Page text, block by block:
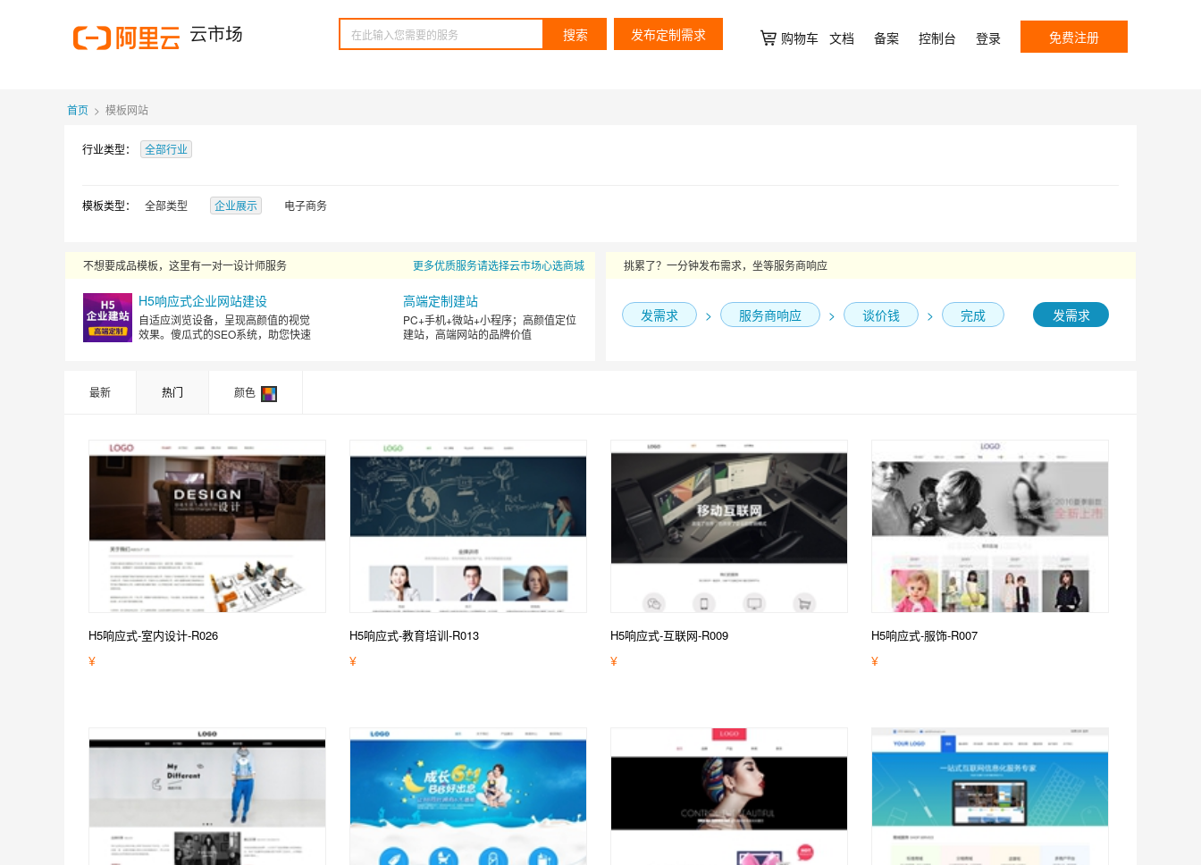
搜索 发布定制需求 购物车 文档 备案 控制台 登录 免费注册
首页 > 模板网站
行业类型： 全部行业
模板类型： 全部类型 企业展示 电子商务
不想要成品模板，这里有一对一设计师服务 更多优质服务请选择云市场心选商城
H5响应式企业网站建设
自适应浏览设备，呈现高颜值的视觉
效果。傻瓜式的SEO系统，助您快速
高端定制建站
PC+手机+微站+小程序；高颜值定位
建站，高端网站的品牌价值
挑累了？一分钟发布需求，坐等服务商响应
发需求 > 服务商响应 > 谈价钱 > 完成 发需求
最新 热门 颜色
H5响应式-室内设计-R026
¥
H5响应式-教育培训-R013
¥
H5响应式-互联网-R009
¥
H5响应式-服饰-R007
¥